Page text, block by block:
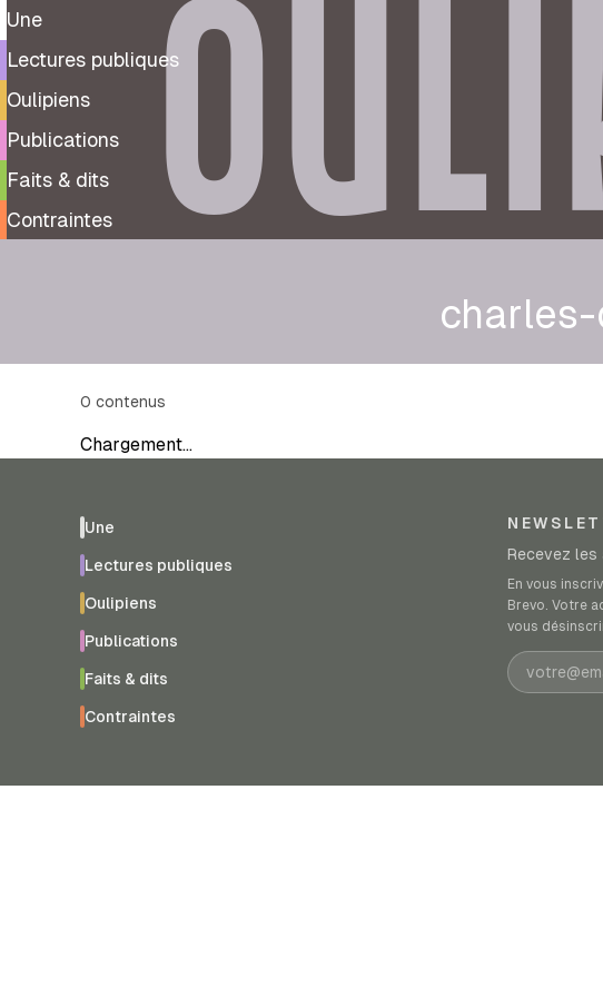
Une
Lectures publiques
Oulipiens
Publications
Faits & dits
Contraintes
0 contenus
Chargement…
Une
Lectures publiques
Oulipiens
Publications
Faits & dits
Contraintes
Recevez les
En vous
Brevo. Votre
vous
Adresse e-